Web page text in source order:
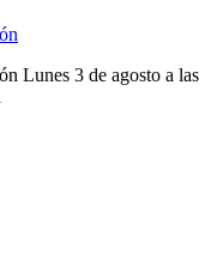
Lunes 3 de agosto a las